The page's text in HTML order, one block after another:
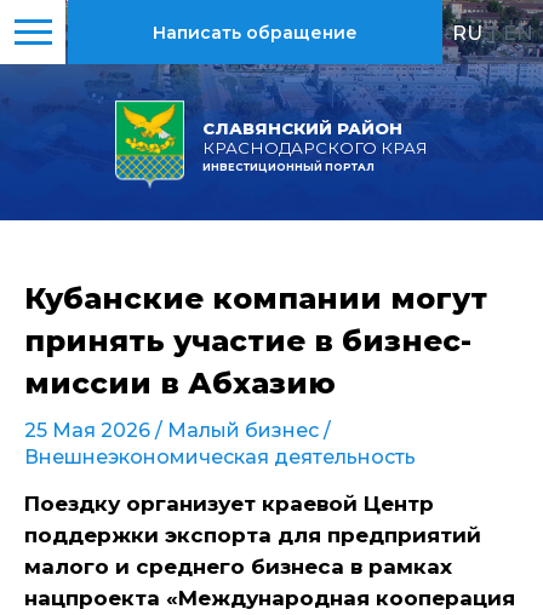
СЛАВЯНСКИЙ РАЙОН
КРАСНОДАРСКОГО КРАЯ
ИНВЕСТИЦИОННЫЙ ПОРТАЛ
Написать обращение RU | EN
Кубанские компании могут
принять участие в бизнес-
миссии в Абхазию
25 Мая 2026 / Малый бизнес /
Внешнеэкономическая деятельность
Поездку организует краевой Центр
поддержки экспорта для предприятий
малого и среднего бизнеса в рамках
нацпроекта «Международная кооперация